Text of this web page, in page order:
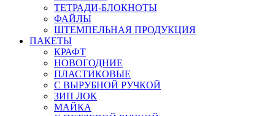
ТЕТРАДИ-БЛОКНОТЫ
ФАЙЛЫ
ШТЕМПЕЛЬНАЯ ПРОДУКЦИЯ
ПАКЕТЫ
КРАФТ
НОВОГОДНИЕ
ПЛАСТИКОВЫЕ
С ВЫРУБНОЙ РУЧКОЙ
ЗИП ЛОК
МАЙКА